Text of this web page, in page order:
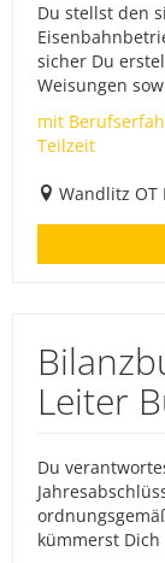
Du stellst den
sicher Du
Weisungen
mit
Teilzeit
Wandlitz OT
Leiter
Du
kümmerst